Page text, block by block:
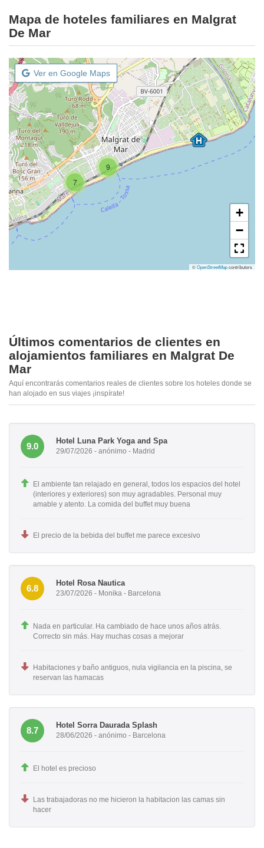
Mapa de hoteles familiares en Malgrat
De Mar
Ver en Google Maps
7
9
+
−
©OpenStreetMapcontributors
Últimos comentarios de clientes en
alojamientos familiares en Malgrat De
Mar
Aquí encontrarás comentarios reales de clientes sobre los hoteles donde se
han alojado en sus viajes ¡inspírate!
9.0
Hotel Luna Park Yoga and Spa
29/07/2026 - anónimo - Madrid
El ambiente tan relajado en general, todos los espacios del hotel
(interiores y exteriores) son muy agradables. Personal muy
amable y atento. La comida del buffet muy buena
El precio de la bebida del buffet me parece excesivo
6.8
Hotel Rosa Nautica
23/07/2026 - Monika - Barcelona
Nada en particular. Ha cambiado de hace unos años atrás.
Correcto sin más. Hay muchas cosas a mejorar
Habitaciones y baño antiguos, nula vigilancia en la piscina, se
reservan las hamacas
8.7
Hotel Sorra Daurada Splash
28/06/2026 - anónimo - Barcelona
El hotel es precioso
Las trabajadoras no me hicieron la habitacion las camas sin
hacer